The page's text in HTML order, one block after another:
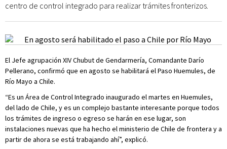
centro de control integrado para realizar trámites fronterizos.
El Jefe agrupación XIV Chubut de Gendarmería, Comandante Darío
Pellerano, confirmó que en agosto se habilitará el Paso Huemules, de
Río Mayo a Chile.
“Es un Área de Control Integrado inaugurado el martes en Huemules,
del lado de Chile, y es un complejo bastante interesante porque todos
los trámites de ingreso o egreso se harán en ese lugar, son
instalaciones nuevas que ha hecho el ministerio de Chile de frontera y a
partir de ahora se está trabajando ahí”, explicó.